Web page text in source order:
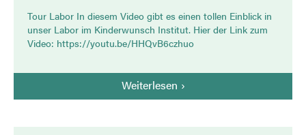
Tour Labor In diesem Video gibt es einen tollen Einblick in
unser Labor im Kinderwunsch Institut. Hier der Link zum
Video: https://youtu.be/HHQvB6czhuo
Weiterlesen